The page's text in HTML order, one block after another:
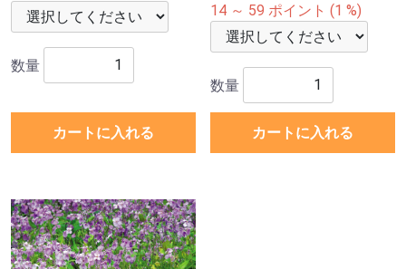
数量
カートに入れる
14 ～ 59 ポイント (1 %)
数量
カートに入れる